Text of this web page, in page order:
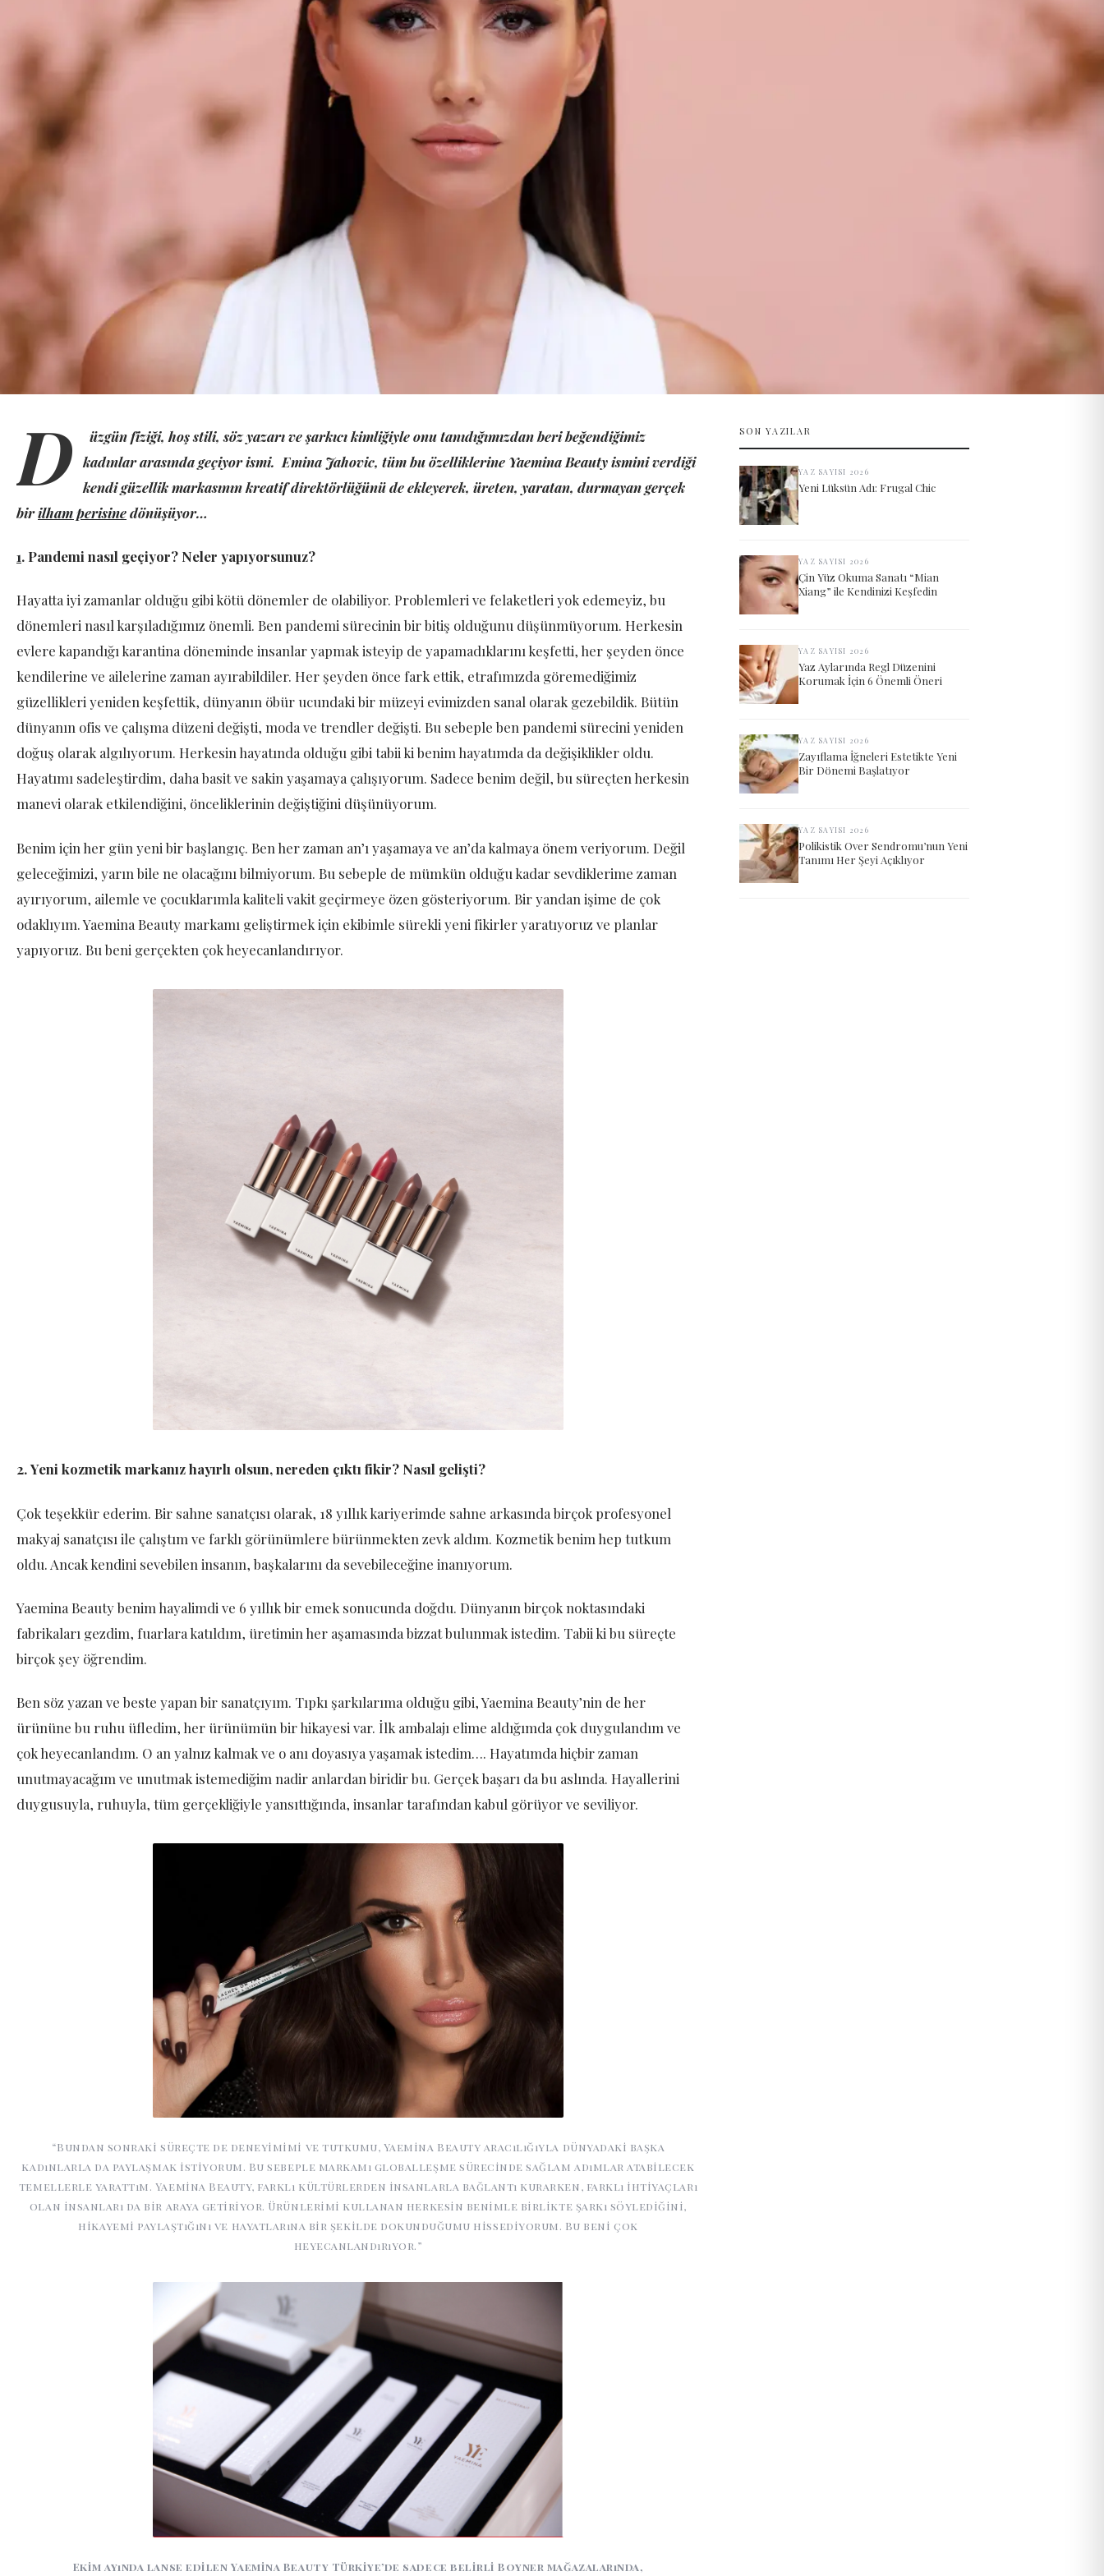
D
üzgün fiziği, hoş stili, söz yazarı ve şarkıcı kimliğiyle onu tanıdığımızdan beri beğendiğimiz
kadınlar arasında geçiyor ismi. Emina Jahovic, tüm bu özelliklerine Yaemina Beauty ismini verdiği
kendi güzellik markasının kreatif direktörlüğünü de ekleyerek, üreten, yaratan, durmayan gerçek
birilham perisinedönüşüyor…
1. Pandemi nasıl geçiyor? Neler yapıyorsunuz?
Hayatta iyi zamanlar olduğu gibi kötü dönemler de olabiliyor. Problemleri ve felaketleri yok edemeyiz, bu
dönemleri nasıl karşıladığımız önemli. Ben pandemi sürecinin bir bitiş olduğunu düşünmüyorum. Herkesin
evlere kapandığı karantina döneminde insanlar yapmak isteyip de yapamadıklarını keşfetti, her şeyden önce
kendilerine ve ailelerine zaman ayırabildiler. Her şeyden önce fark ettik, etrafımızda göremediğimiz
güzellikleri yeniden keşfettik, dünyanın öbür ucundaki bir müzeyi evimizden sanal olarak gezebildik. Bütün
dünyanın ofis ve çalışma düzeni değişti, moda ve trendler değişti. Bu sebeple ben pandemi sürecini yeniden
doğuş olarak algılıyorum. Herkesin hayatında olduğu gibi tabii ki benim hayatımda da değişiklikler oldu.
Hayatımı sadeleştirdim, daha basit ve sakin yaşamaya çalışıyorum. Sadece benim değil, bu süreçten herkesin
manevi olarak etkilendiğini, önceliklerinin değiştiğini düşünüyorum.
Benim için her gün yeni bir başlangıç. Ben her zaman an’ı yaşamaya ve an’da kalmaya önem veriyorum. Değil
geleceğimizi, yarın bile ne olacağını bilmiyorum. Bu sebeple de mümkün olduğu kadar sevdiklerime zaman
ayırıyorum, ailemle ve çocuklarımla kaliteli vakit geçirmeye özen gösteriyorum. Bir yandan işime de çok
odaklıyım. Yaemina Beauty markamı geliştirmek için ekibimle sürekli yeni fikirler yaratıyoruz ve planlar
yapıyoruz. Bu beni gerçekten çok heyecanlandırıyor.
2.Yeni kozmetik markanız hayırlı olsun, nereden çıktı fikir? Nasıl gelişti?
Çok teşekkür ederim. Bir sahne sanatçısı olarak, 18 yıllık kariyerimde sahne arkasında birçok profesyonel
makyaj sanatçısı ile çalıştım ve farklı görünümlere bürünmekten zevk aldım. Kozmetik benim hep tutkum
oldu. Ancak kendini sevebilen insanın, başkalarını da sevebileceğine inanıyorum.
Yaemina Beauty benim hayalimdi ve 6 yıllık bir emek sonucunda doğdu. Dünyanın birçok noktasındaki
fabrikaları gezdim, fuarlara katıldım, üretimin her aşamasında bizzat bulunmak istedim. Tabii ki bu süreçte
birçok şey öğrendim.
Ben söz yazan ve beste yapan bir sanatçıyım. Tıpkı şarkılarıma olduğu gibi, Yaemina Beauty’nin de her
ürününe bu ruhu üfledim, her ürünümün bir hikayesi var. İlk ambalajı elime aldığımda çok duygulandım ve
çok heyecanlandım. O an yalnız kalmak ve o anı doyasıya yaşamak istedim…. Hayatımda hiçbir zaman
unutmayacağım ve unutmak istemediğim nadir anlardan biridir bu. Gerçek başarı da bu aslında. Hayallerini
duygusuyla, ruhuyla, tüm gerçekliğiyle yansıttığında, insanlar tarafından kabul görüyor ve seviliyor.
“Bundan sonraki süreçte de deneyimimi ve tutkumu, Yaemina Beauty aracılığıyla dünyadaki başka
kadınlarla da paylaşmak istiyorum. Bu sebeple markamı globalleşme sürecinde sağlam adımlar atabilecek
temellerle yarattım. Yaemina Beauty, farklı kültürlerden insanlarla bağlantı kurarken, farklı ihtiyaçları
olan insanları da bir araya getiriyor. Ürünlerimi kullanan herkesin benimle birlikte şarkı söylediğini,
hikayemi paylaştığını ve hayatlarına bir şekilde dokunduğumu hissediyorum. Bu beni çok
heyecanlandırıyor.”
Ekim ayında lanse edilen Yaemina Beauty Türkiye’de sadece belirli Boyner mağazalarında,
SON YAZILAR
YAZ SAYISI 2026
Yeni Lüksün Adı: Frugal Chic
YAZ SAYISI 2026
Çin Yüz Okuma Sanatı “Mian
Xiang” ile Kendinizi Keşfedin
YAZ SAYISI 2026
Yaz Aylarında Regl Düzenini
Korumak İçin 6 Önemli Öneri
YAZ SAYISI 2026
Zayıflama İğneleri Estetikte Yeni
Bir Dönemi Başlatıyor
YAZ SAYISI 2026
Polikistik Over Sendromu’nun Yeni
Tanımı Her Şeyi Açıklıyor